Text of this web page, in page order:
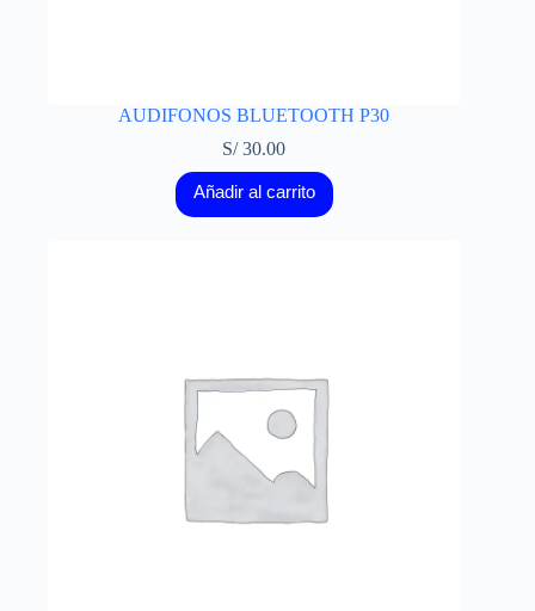
AUDIFONOS BLUETOOTH P30
S/30.00
Añadir al carrito